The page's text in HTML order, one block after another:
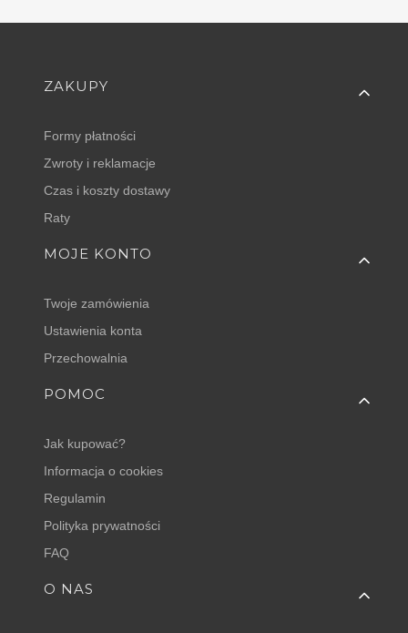
Linki w stopce
ZAKUPY
Formy płatności
Zwroty i reklamacje
Czas i koszty dostawy
Raty
MOJE KONTO
Twoje zamówienia
Ustawienia konta
Przechowalnia
POMOC
Jak kupować?
Informacja o cookies
Regulamin
Polityka prywatności
FAQ
O NAS